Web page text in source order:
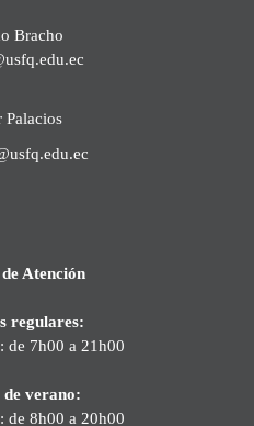
Bracho
Palacios
Atención
regulares:
de 7h00 a 21h00
de verano:
de 8h00 a 20h00